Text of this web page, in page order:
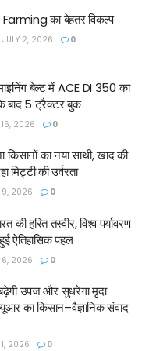
का बेहतर विकल्प
JULY 2, 2026 0
बेल्ट में ACE DI 350 का
बाद 5 ट्रैक्टर बुक
16, 2026 0
का नया साथी, खाद की
मिट्टी की उर्वरता
9, 2026 0
की हरित तस्वीर, विश्व पर्यावरण
ऐतिहासिक पहल
6, 2026 0
उपज और सुधरेगा मृदा
का किसान–वैज्ञानिक संवाद
1, 2026 0